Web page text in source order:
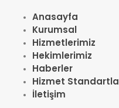
Anasayfa
Kurumsal
Hizmetlerimiz
Hekimlerimiz
Haberler
Hizmet
İletişim